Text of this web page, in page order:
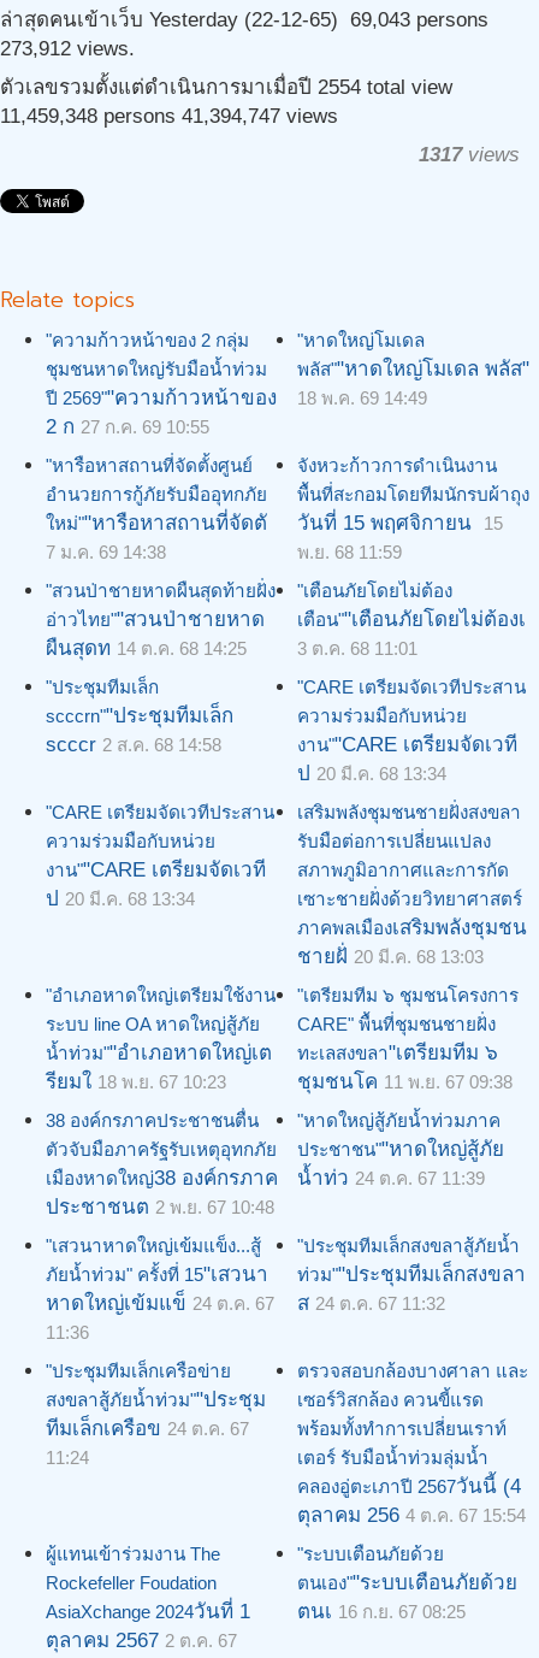
ล่าสุดคนเข้าเว็บ Yesterday (22-12-65) 69,043 persons
273,912 views.
ตัวเลขรวมตั้งแต่ดำเนินการมาเมื่อปี 2554 total view
11,459,348 persons 41,394,747 views
1317views
Relate topics
"ความก้าวหน้าของ 2 กลุ่ม
ชุมชนหาดใหญ่รับมือน้ำท่วม
ปี 2569""ความก้าวหน้าของ
2 ก 27 ก.ค. 69 10:55
"หาดใหญ่โมเดล
พลัส""หาดใหญ่โมเดล พลัส"
18 พ.ค. 69 14:49
"หารือหาสถานที่จัดตั้งศูนย์
อำนวยการกู้ภัยรับมืออุทกภัย
ใหม่""หารือหาสถานที่จัดตั
7 ม.ค. 69 14:38
จังหวะก้าวการดำเนินงาน
พื้นที่สะกอมโดยทีมนักรบผ้าถุง
วันที่ 15 พฤศจิกายน
15
พ.ย. 68 11:59
"สวนป่าชายหาดผืนสุดท้ายฝั่ง
อ่าวไทย""สวนป่าชายหาด
ผืนสุดท 14 ต.ค. 68 14:25
"เตือนภัยโดยไม่ต้อง
เตือน""เตือนภัยโดยไม่ต้องเ
3 ต.ค. 68 11:01
"ประชุมทีมเล็ก
scccrn""ประชุมทีมเล็ก
scccr 2 ส.ค. 68 14:58
"CARE เตรียมจัดเวทีประสาน
ความร่วมมือกับหน่วย
งาน""CARE เตรียมจัดเวที
ป 20 มี.ค. 68 13:34
"CARE เตรียมจัดเวทีประสาน
ความร่วมมือกับหน่วย
งาน""CARE เตรียมจัดเวที
ป 20 มี.ค. 68 13:34
เสริมพลังชุมชนชายฝั่งสงขลา
รับมือต่อการเปลี่ยนแปลง
สภาพภูมิอากาศและการกัด
เซาะชายฝั่งด้วยวิทยาศาสตร์
ภาคพลเมืองเสริมพลังชุมชน
ชายฝั่ 20 มี.ค. 68 13:03
"อำเภอหาดใหญ่เตรียมใช้งาน
ระบบ line OA หาดใหญ่สู้ภัย
น้ำท่วม""อำเภอหาดใหญ่เต
รียมใ 18 พ.ย. 67 10:23
"เตรียมทีม ๖ ชุมชนโครงการ
CARE" พื้นที่ชุมชนชายฝั่ง
ทะเลสงขลา"เตรียมทีม ๖
ชุมชนโค 11 พ.ย. 67 09:38
38 องค์กรภาคประชาชนตื่น
ตัวจับมือภาครัฐรับเหตุอุทกภัย
เมืองหาดใหญ่38 องค์กรภาค
ประชาชนต 2 พ.ย. 67 10:48
"หาดใหญ่สู้ภัยน้ำท่วมภาค
ประชาชน""หาดใหญ่สู้ภัย
น้ำท่ว 24 ต.ค. 67 11:39
"เสวนาหาดใหญ่เข้มแข็ง...สู้
ภัยน้ำท่วม" ครั้งที่ 15"เสวนา
หาดใหญ่เข้มแข็ 24 ต.ค. 67
11:36
"ประชุมทีมเล็กสงขลาสู้ภัยน้ำ
ท่วม""ประชุมทีมเล็กสงขลา
ส 24 ต.ค. 67 11:32
"ประชุมทีมเล็กเครือข่าย
สงขลาสู้ภัยน้ำท่วม""ประชุม
ทีมเล็กเครือข 24 ต.ค. 67
11:24
ตรวจสอบกล้องบางศาลา และ
เซอร์วิสกล้อง ควนขี้แรด
พร้อมทั้งทำการเปลี่ยนเราท์
เตอร์ รับมือน้ำท่วมลุ่มน้ำ
คลองอู่ตะเภาปี 2567วันนี้ (4
ตุลาคม 256 4 ต.ค. 67 15:54
ผู้แทนเข้าร่วมงาน The
Rockefeller Foudation
AsiaXchange 2024วันที่ 1
ตุลาคม 2567 2 ต.ค. 67
"ระบบเตือนภัยด้วย
ตนเอง""ระบบเตือนภัยด้วย
ตนเ 16 ก.ย. 67 08:25